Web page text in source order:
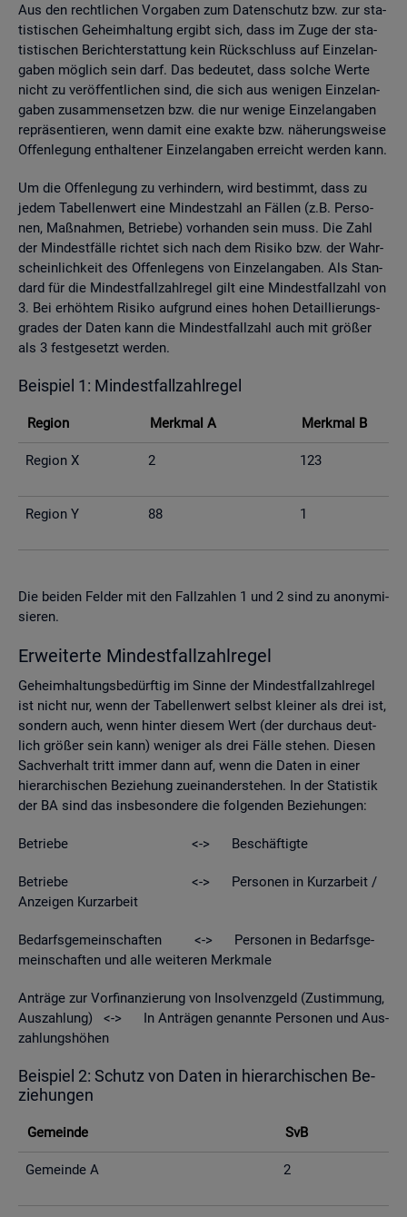
Aus den recht­li­chen Vor­ga­ben zum Da­ten­schutz bzw. zur sta­
tis­ti­schen Ge­heim­hal­tung er­gibt sich, dass im Zuge der sta­
tis­ti­schen Be­richt­erstat­tung kein Rück­schluss auf Ein­zel­an­
ga­ben mög­lich sein darf. Das be­deu­tet, dass sol­che Werte
nicht zu ver­öf­fent­li­chen sind, die sich aus we­ni­gen Ein­zel­an­
ga­ben zu­sam­men­set­zen bzw. die nur we­ni­ge Ein­zel­an­ga­ben
re­prä­sen­tie­ren, wenn damit eine ex­ak­te bzw. nä­he­rungs­wei­se
Of­fen­le­gung ent­hal­te­ner Ein­zel­an­ga­ben er­reicht wer­den kann.
Um die Of­fen­le­gung zu ver­hin­dern, wird be­stimmt, dass zu
jedem Ta­bel­len­wert eine Min­dest­zahl an Fäl­len (z.B. Per­so­
nen, Maß­nah­men, Be­trie­be) vor­han­den sein muss. Die Zahl
der Min­dest­fäl­le rich­tet sich nach dem Ri­si­ko bzw. der Wahr­
schein­lich­keit des Of­fen­le­gens von Ein­zel­an­ga­ben. Als Stan­
dard für die Min­dest­fall­zahl­re­gel gilt eine Min­dest­fall­zahl von
3. Bei er­höh­tem Ri­si­ko auf­grund eines hohen De­tail­lie­rungs­
gra­des der Daten kann die Min­dest­fall­zahl auch mit grö­ßer
als 3 fest­ge­setzt wer­den.
Bei­spiel 1: Min­dest­fall­zahl­re­gel
Re­gi­on Merk­mal A Merk­mal B
Re­gi­on X 2 123
Re­gi­on Y 88 1
Die bei­den Fel­der mit den Fall­zah­len 1 und 2 sind zu an­ony­mi­
sie­ren.
Er­wei­ter­te Min­dest­fall­zahl­re­gel
Ge­heim­hal­tungs­be­dürf­tig im Sinne der Min­dest­fall­zahl­re­gel
ist nicht nur, wenn der Ta­bel­len­wert selbst klei­ner als drei ist,
son­dern auch, wenn hin­ter die­sem Wert (der durch­aus deut­
lich grö­ßer sein kann) we­ni­ger als drei Fälle ste­hen. Die­sen
Sach­ver­halt tritt immer dann auf, wenn die Daten in einer
hier­ar­chi­schen Be­zie­hung zu­ein­an­der­ste­hen. In der Sta­tis­tik
der BA sind das ins­be­son­de­re die fol­gen­den Be­zie­hun­gen:
Be­trie­be <-> Be­schäf­tig­te
Be­trie­be <-> Per­so­nen in Kurz­ar­beit /
An­zei­gen Kurz­ar­beit
Be­darfs­ge­mein­schaf­ten <-> Per­so­nen in Be­darfs­ge­
mein­schaf­ten und alle wei­te­ren Merk­ma­le
An­trä­ge zur Vor­fi­nan­zie­rung von In­sol­venz­geld (Zu­stim­mung,
Aus­zah­lung) <-> In An­trä­gen ge­nann­te Per­so­nen und Aus­
zah­lungs­hö­hen
Bei­spiel 2: Schutz von Daten in hier­ar­chi­schen Be­
zie­hun­gen
Ge­mein­de SvB
Ge­mein­de A 2